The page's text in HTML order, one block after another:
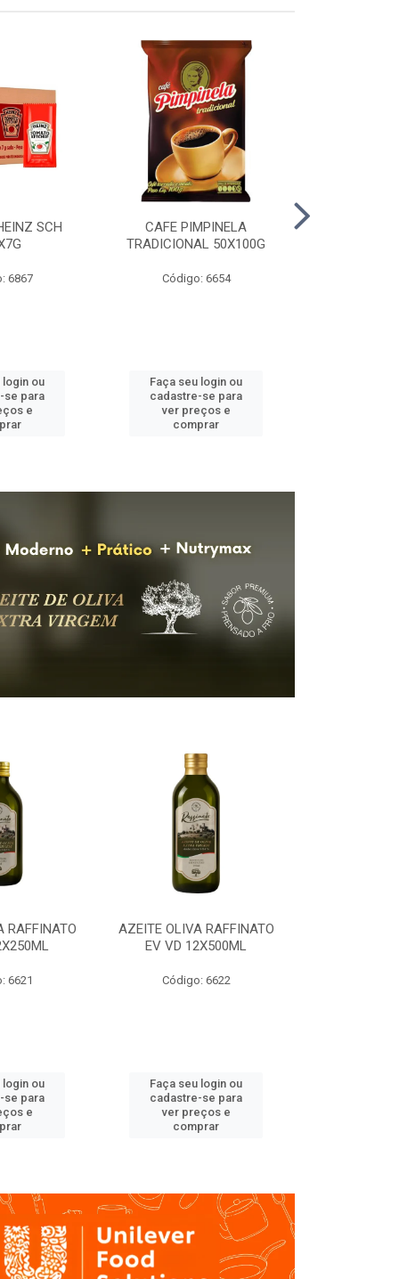
SCH
6867
login ou
se para
e
CAFE PIMPINELA
TRADICIONAL 50X100G
Código: 6654
Faça seu login ou
cadastre-se para
ver preços e
comprar
RAFFINATO
6621
login ou
se para
e
AZEITE OLIVA RAFFINATO
EV VD 12X500ML
Código: 6622
Faça seu login ou
cadastre-se para
ver preços e
comprar